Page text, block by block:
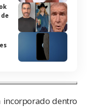
incorporado dentro